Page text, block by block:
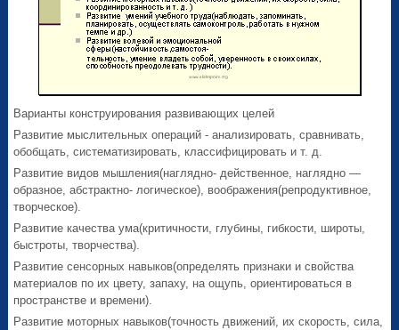
Варианты конструирования развивающих целей
Развитие мыслительных операций - анализировать, сравнивать,
обобщать, систематизировать, классифицировать и т. д.
Развитие видов мышления(наглядно- действенное, наглядно —
образное, абстрактно- логическое), воображения(репродуктивное,
творческое).
Развитие качества ума(критичности, глубины, гибкости, широты,
быстроты, творчества).
Развитие сенсорных навыков(определять признаки и свойства
материалов по их цвету, запаху, на ощупь, ориентироваться в
пространстве и времени).
Развитие моторных навыков(точность движений, их скорость, сила,